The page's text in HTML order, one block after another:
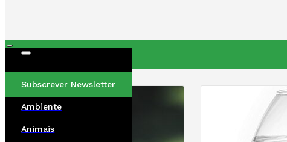
Subscrever Newsletter
Ambiente
Animais